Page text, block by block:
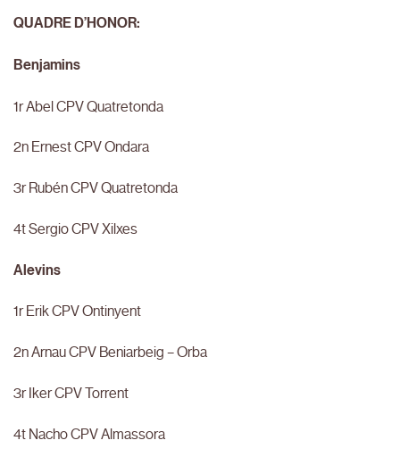
QUADRE D’HONOR:
Benjamins
1r Abel CPV Quatretonda
2n Ernest CPV Ondara
3r Rubén CPV Quatretonda
4t Sergio CPV Xilxes
Alevins
1r Erik CPV Ontinyent
2n Arnau CPV Beniarbeig – Orba
3r Iker CPV Torrent
4t Nacho CPV Almassora